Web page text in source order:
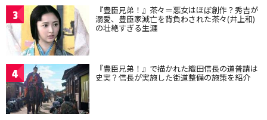
3 『豊臣兄弟！』茶々＝悪女はほぼ創作？秀吉が
溺愛、豊臣家滅亡を背負わされた茶々(井上和)
の壮絶すぎる生涯
4 『豊臣兄弟！』で描かれた織田信長の道普請は
史実？信長が実施した街道整備の施策を紹介